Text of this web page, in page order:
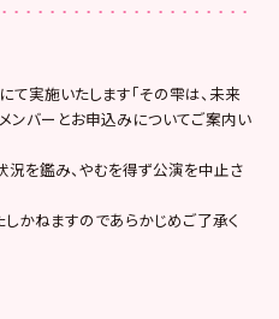
実施いたします「その雫は、未来
ンバーとお申込みについてご案内い
を鑑み、やむを得ず公演を中止さ
かねますのであらかじめご了承く